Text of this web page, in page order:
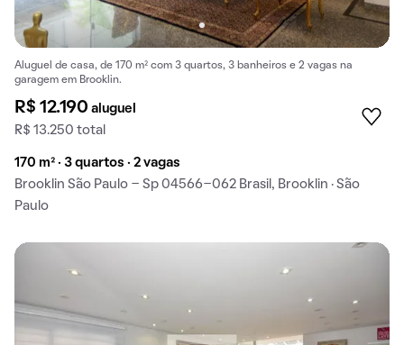
Aluguel de casa, de 170 m² com 3 quartos, 3 banheiros e 2 vagas na
garagem em Brooklin.
R$ 12.190aluguel
R$ 13.250 total
170 m² · 3 quartos · 2 vagas
Brooklin São Paulo - Sp 04566-062 Brasil, Brooklin · São
Paulo